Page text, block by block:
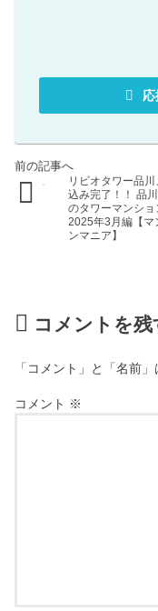
リビオタワー品川
込み完了！！ 品
のタワーマンショ
2025年3月編【マ
ンマニア】
コメントを残
「コメント」と「名前
コメント ※